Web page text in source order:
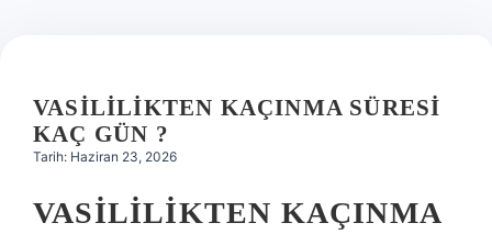
Hakkımızda
VASILILIKTEN KAÇINMA SÜRESI
KAÇ GÜN ?
Tarih: Haziran 23, 2026
VASILILIKTEN KAÇINMA